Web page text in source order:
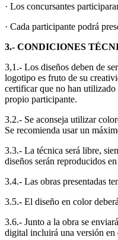
· Los concursantes
· Cada participante podrá
3.- CONDICIONES
3,1.- Los diseños deben de
logotipo es fruto de su
certificar que no han utilizado
propio participante.
3.2.- Se aconseja utilizar
Se recomienda usar un
3.3.- La técnica será libre,
diseños serán reproducidos
3.4.- Las obras presentadas
3.5.- El diseño en color
3.6.- Junto a la obra se
digital incluirá una versión en